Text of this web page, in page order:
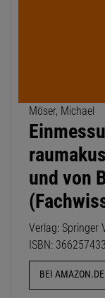
Möser, Michael
und von
Verlag: Springer
ISBN:
BEI